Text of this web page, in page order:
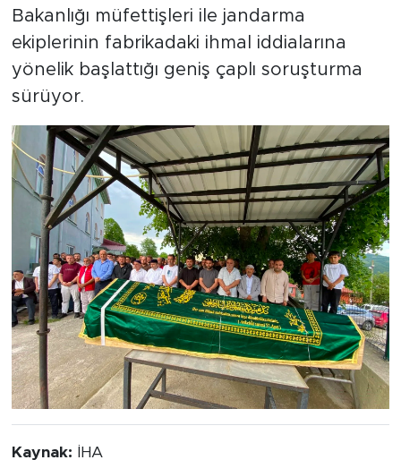
Bakanlığı müfettişleri ile jandarma
ekiplerinin fabrikadaki ihmal iddialarına
yönelik başlattığı geniş çaplı soruşturma
sürüyor.
Kaynak: İHA